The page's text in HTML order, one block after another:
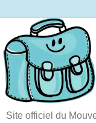
Site officiel du